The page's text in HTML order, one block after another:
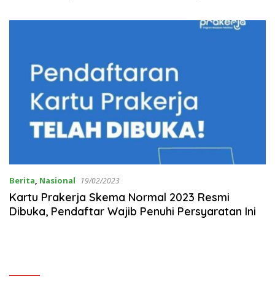
Berita, Nasional 19/02/2023
Kartu Prakerja Skema Normal 2023 Resmi
Dibuka, Pendaftar Wajib Penuhi Persyaratan Ini